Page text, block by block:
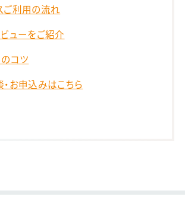
ご利用の流れ
ューをご紹介
コツ
お申込みはこちら